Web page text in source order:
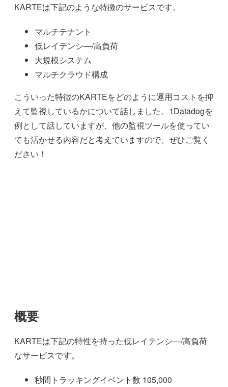
KARTEは下記のような特徴のサービスです。
マルチテナント
低レイテンシ―/高負荷
大規模システム
マルチクラウド構成
こういった特徴のKARTEをどのように運用コストを抑
えて監視しているかについて話しました。1Datadogを
例として話していますが、他の監視ツールを使ってい
ても活かせる内容だと考えていますので、ぜひご覧く
ださい！
概要
KARTEは下記の特性を持った低レイテンシ―/高負荷
なサービスです。
秒間トラッキングイベント数 105,000